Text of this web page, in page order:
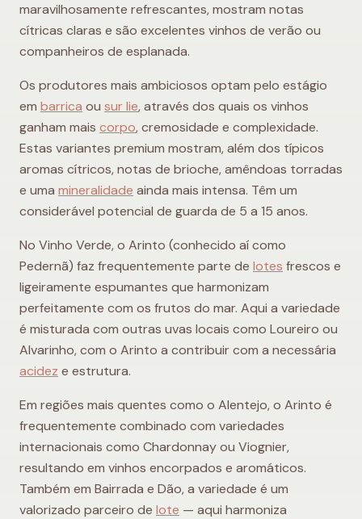
maravilhosamente refrescantes, mostram notas
cítricas claras e são excelentes vinhos de verão ou
companheiros de esplanada.
Os produtores mais ambiciosos optam pelo estágio
em barrica ou sur lie, através dos quais os vinhos
ganham mais corpo, cremosidade e complexidade.
Estas variantes premium mostram, além dos típicos
aromas cítricos, notas de brioche, amêndoas torradas
e uma mineralidade ainda mais intensa. Têm um
considerável potencial de guarda de 5 a 15 anos.
No Vinho Verde, o Arinto (conhecido aí como
Pedernã) faz frequentemente parte de lotes frescos e
ligeiramente espumantes que harmonizam
perfeitamente com os frutos do mar. Aqui a variedade
é misturada com outras uvas locais como Loureiro ou
Alvarinho, com o Arinto a contribuir com a necessária
acidez e estrutura.
Em regiões mais quentes como o Alentejo, o Arinto é
frequentemente combinado com variedades
internacionais como Chardonnay ou Viognier,
resultando em vinhos encorpados e aromáticos.
Também em Bairrada e Dão, a variedade é um
valorizado parceiro de lote — aqui harmoniza